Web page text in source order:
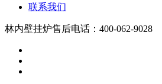
联系我们
林内壁挂炉售后电话：400-062-9028